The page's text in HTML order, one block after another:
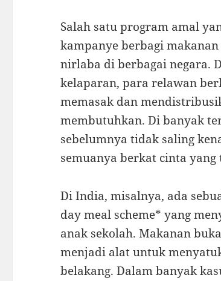
Salah satu program amal
kampanye berbagi
nirlaba di berbagai negara.
kelaparan, para relawan
memasak dan
membutuhkan. Di banyak
sebelumnya tidak saling
semuanya berkat cinta
Di India, misalnya, ada
day meal scheme* yang
anak sekolah. Makanan
menjadi alat untuk
belakang. Dalam banyak